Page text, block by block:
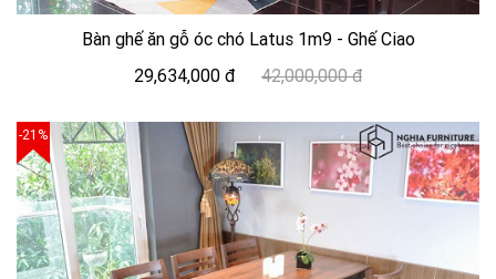
Bàn ghế ăn gỗ óc chó Latus 1m9 - Ghế Ciao
29,634,000 đ
42,000,000 đ
-21%